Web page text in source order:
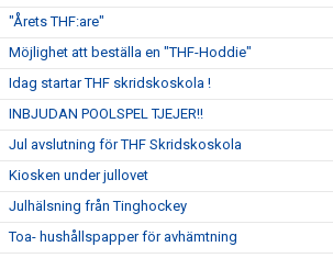
"Årets THF:are"
Möjlighet att beställa en "THF-Hoddie"
Idag startar THF skridskoskola !
INBJUDAN POOLSPEL TJEJER!!
Jul avslutning för THF Skridskoskola
Kiosken under jullovet
Julhälsning från Tinghockey
Toa- hushållspapper för avhämtning